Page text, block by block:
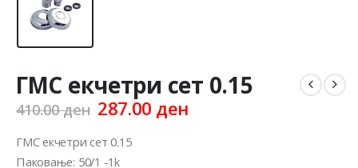
ГМС екчетри сет 0.15
410.00ден Original
was:
410.00 ден.
287.00 денCurrent
ГМС екчетри сет 0.15
Паковање: 50/1 -1k